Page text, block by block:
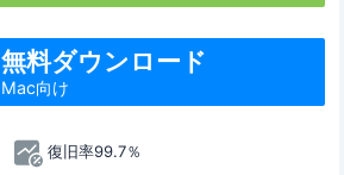
無料ダウンロード
Mac向け
復旧率99.7％